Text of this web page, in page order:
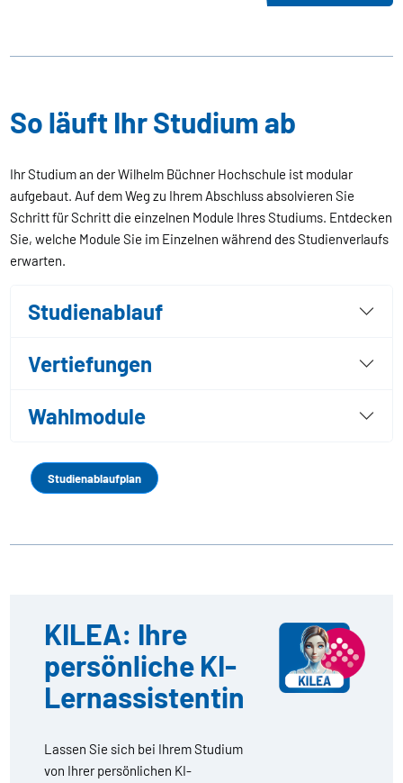
So läuft Ihr Studium ab
Ihr Studium an der Wilhelm Büchner Hochschule ist modular
aufgebaut. Auf dem Weg zu Ihrem Abschluss absolvieren Sie
Schritt für Schritt die einzelnen Module Ihres Studiums. Entdecken
Sie, welche Module Sie im Einzelnen während des Studienverlaufs
erwarten.
Studienablauf
Vertiefungen
Wahlmodule
Studienablaufplan
KILEA: Ihre
persönliche KI-
Lernassistentin
Lassen Sie sich bei Ihrem Studium
von Ihrer persönlichen KI-